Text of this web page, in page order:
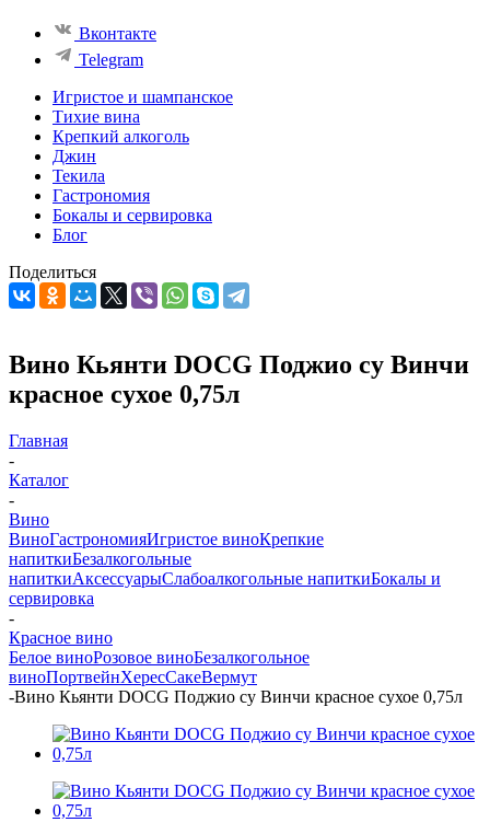
Вконтакте
Telegram
Игристое и шампанское
Тихие вина
Крепкий алкоголь
Джин
Текила
Гастрономия
Бокалы и сервировка
Блог
Поделиться
Вино Кьянти DOCG Поджио су Винчи
красное сухое 0,75л
Главная
-
Каталог
-
Вино
ВиноГастрономияИгристое виноКрепкие
напиткиБезалкогольные
напиткиАксессуарыСлабоалкогольные напиткиБокалы и
сервировка
-
Красное вино
Белое виноРозовое виноБезалкогольное
виноПортвейнХересСакеВермут
-Вино Кьянти DOCG Поджио су Винчи красное сухое 0,75л